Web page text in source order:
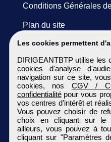
Les cookies permettent
DIRIGEANTBTP utilise les
cookies d'analyse
navigation sur ce site,
cookies, nos CGV /
confidentialitépour vous
vos centres d'intérêt et
Vous pouvez choisir de
choix en cliquant sur le
ailleurs, vous pouvez à
cliquant sur "Paramètres
Conditions Générales
Plan du site